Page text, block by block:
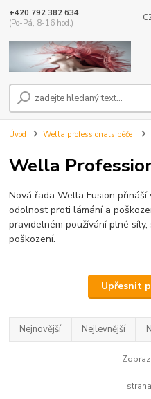
+420 792 382 634
(Po-Pá, 8-16 hod.)
Úvod Wella professionals péče
Wella
Nová řada Wella Fusion
odolnost proti lámání a
pravidelném používání plné
poškození.
Upřesnit
Nejnovější Nejlevnější
strana